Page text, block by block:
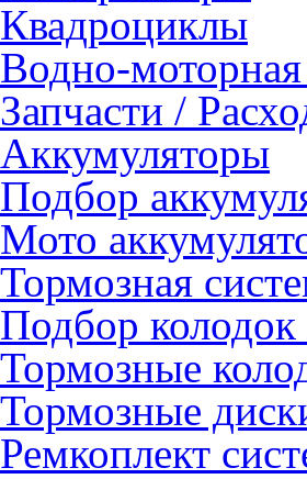
Квадроциклы
Водно-моторная
Запчасти /
Аккумуляторы
Подбор
Мото
Тормозная
Подбор колодок
Тормозные
Тормозные
Ремкоплект